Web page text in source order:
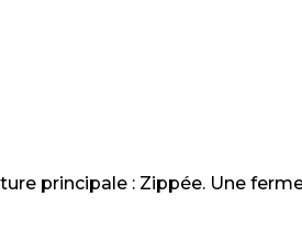
principale : Zippée. Une